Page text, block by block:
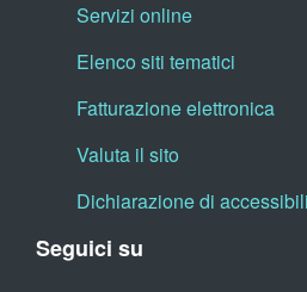
Servizi online
Elenco siti tematici
Fatturazione elettronica
Valuta il sito
Dichiarazione di
Seguici su